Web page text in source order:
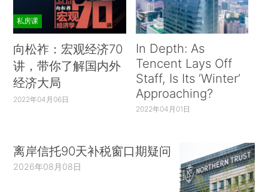
私房课
向松祚：宏观经济70
讲，带你了解国内外
经济大局
2022年04月06日
In Depth: As
Tencent Lays Off
Staff, Is Its ‘Winter’
Approaching?
2022年04月01日
离岸信托90天补税窗口期疑问
2026年08月08日